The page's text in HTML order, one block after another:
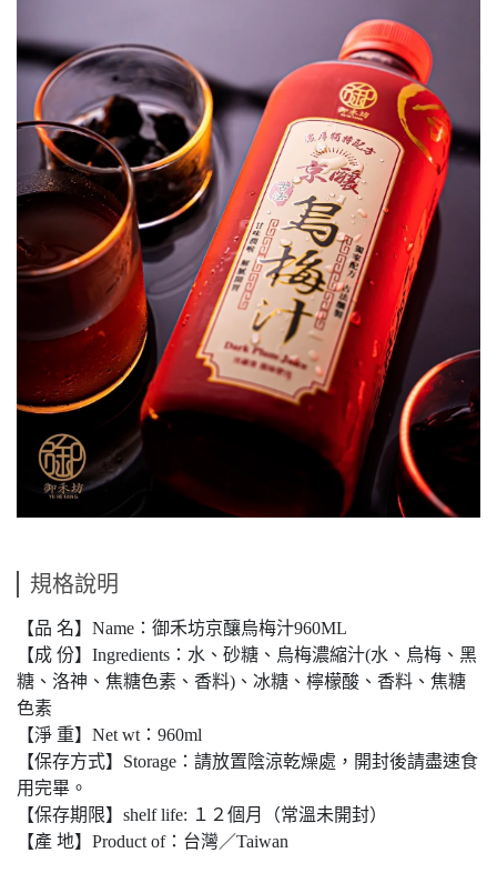
規格說明
【品 名】Name：御禾坊京釀烏梅汁960ML
【成 份】Ingredients：水、砂糖、烏梅濃縮汁(水、烏梅、黑
糖、洛神、焦糖色素、香料)、冰糖、檸檬酸、香料、焦糖
色素
【淨 重】Net wt：960ml
【保存方式】Storage：請放置陰涼乾燥處，開封後請盡速食
用完畢。
【保存期限】shelf life: １２個月（常溫未開封）
【產 地】Product of：台灣／Taiwan